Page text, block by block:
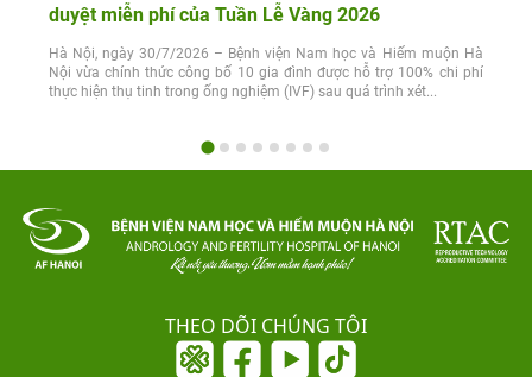
duyệt miễn phí của Tuần Lễ Vàng 2026
Hà Nội, ngày 30/7/2026 – Bệnh viện Nam học và Hiếm muộn Hà
Nội vừa chính thức công bố 10 gia đình được hỗ trợ 100% chi phí
thực hiện thụ tinh trong ống nghiệm (IVF) sau quá trình xét...
THEO DÕI CHÚNG TÔI